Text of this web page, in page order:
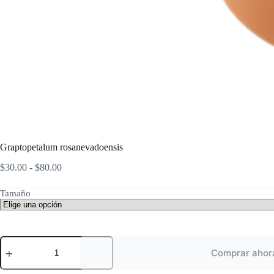
Graptopetalum rosanevadoensis
$30.00 - $80.00Rango
precios:
desde
$30.00
Tamaño
Graptopetalum
rosanevadoensis
Comprar